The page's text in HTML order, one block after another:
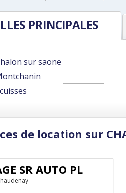
PRINCIPALES
sur saone
de location sur
SR AUTO PL